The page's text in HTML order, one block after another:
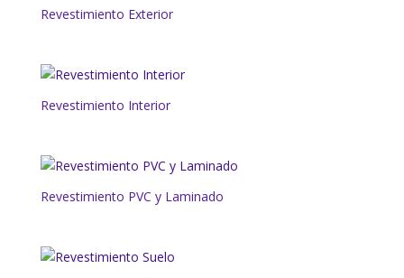
Revestimiento Exterior
Revestimiento Interior
Revestimiento PVC y Laminado